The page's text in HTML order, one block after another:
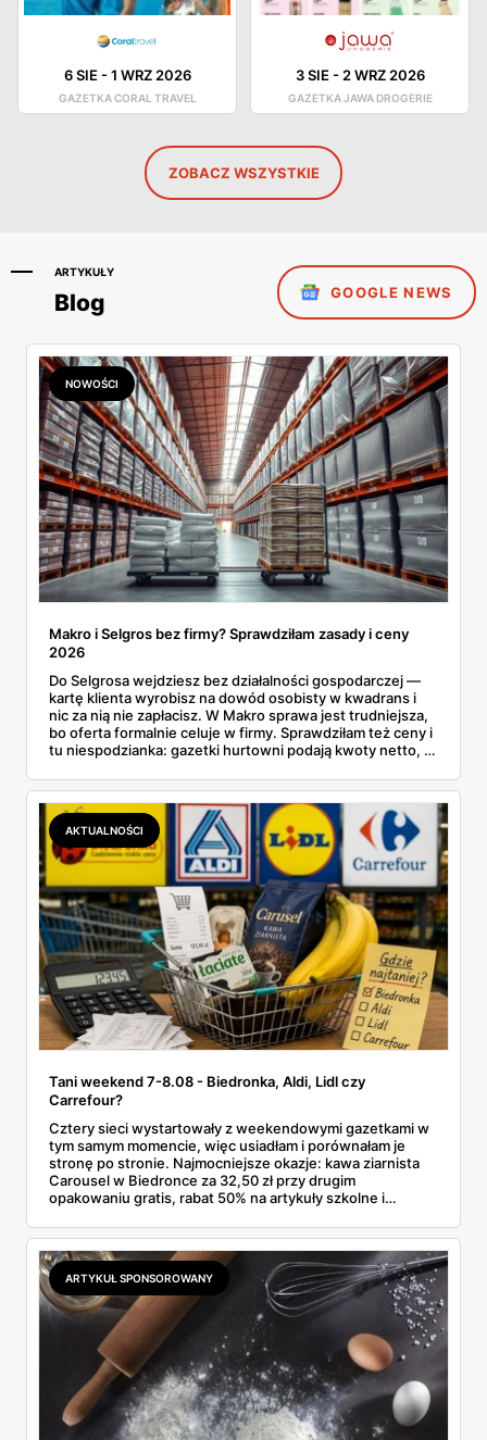
6 SIE -1 WRZ 2026
GAZETKA CORAL TRAVEL
3 SIE - 2 WRZ 2026
GAZETKA JAWA DROGERIE
ZOBACZ WSZYSTKIE
ARTYKUŁY
Blog GOOGLE NEWS
NOWOŚCI
Makro i Selgros bez firmy? Sprawdziłam zasady i ceny
2026
Do Selgrosa wejdziesz bez działalności gospodarczej —
kartę klienta wyrobisz na dowód osobisty w kwadrans i
nic za nią nie zapłacisz. W Makro sprawa jest trudniejsza,
bo oferta formalnie celuje w firmy. Sprawdziłam też ceny i
tu niespodzianka: gazetki hurtowni podają kwoty netto, a
zawsze wygrywa — ta sama kawa ziarnista kosztuje w
Makro ponad dwa razy więcej niż w weekendowej
promocji dyskontu.
AKTUALNOŚCI
Tani weekend 7-8.08 - Biedronka, Aldi, Lidl czy
Carrefour?
Cztery sieci wystartowały z weekendowymi gazetkami w
tym samym momencie, więc usiadłam i porównałam je
stronę po stronie. Najmocniejsze okazje: kawa ziarnista
Carousel w Biedronce za 32,50 zł przy drugim
opakowaniu gratis, rabat 50% na artykuły szkolne i
2,99 zł za kilogram, ale wyłącznie w sobotę z aplikacją. Aldi
odpowiada masłem za 2,99 zł. Werdykt w skrócie:
najwięcej wyciśniesz z Biedronki, po świeże warzywa jedź
do Aldi.
ARTYKUŁ SPONSOROWANY